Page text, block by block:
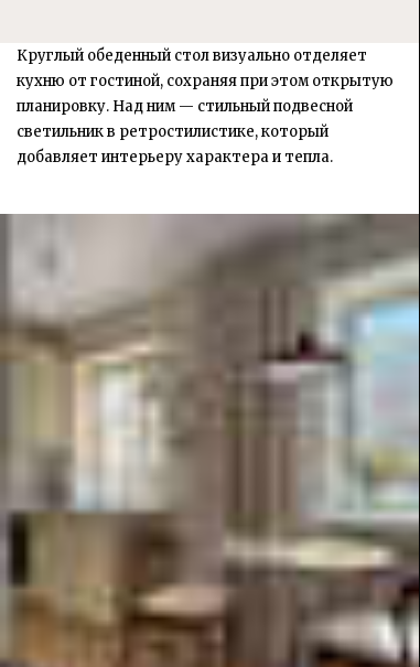
Круглый обеденный стол визуально отделяет
кухню от гостиной, сохраняя при этом открытую
планировку. Над ним — стильный подвесной
светильник в ретростилистике, который
добавляет интерьеру характера и тепла.